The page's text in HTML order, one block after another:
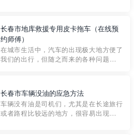
路救援拖车的收费标准是由当地交通管理
部门制定的。起步价通...
长春市地库救援专用皮卡拖车（在线预
约师傅）
在城市生活中，汽车的出现极大地方便了
我们的出行，但随之而来的各种问题也让
紧急情况下，我们需要一种高效可靠的救
援方式。而这时，地库救援专...
长春市车辆没油的应急方法
车辆没有油是司机们，尤其是在长途旅行
或者路程比较远的地方，很容易出现这种